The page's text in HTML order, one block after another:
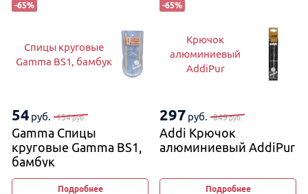
-65%
Спицы круговые
Gamma BS1, бамбук
54 руб. 154руб.
Gamma Спицы
круговые Gamma BS1,
бамбук
Подробнее
-65%
Крючок
алюминиевый
AddiPur
297 руб. 849руб.
Addi Крючок
алюминиевый AddiPur
Подробнее